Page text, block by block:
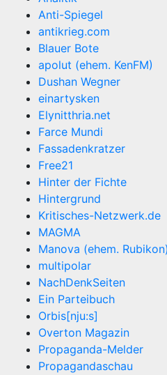
Anti-Spiegel
antikrieg.com
Blauer Bote
apolut (ehem. KenFM)
Dushan Wegner
einartysken
Elynitthria.net
Farce Mundi
Fassadenkratzer
Free21
Hinter der Fichte
Hintergrund
Kritisches-Netzwerk.de
MAGMA
Manova (ehem. Rubikon)
multipolar
NachDenkSeiten
Ein Parteibuch
Orbis[nju:s]
Overton Magazin
Propaganda-Melder
Propagandaschau